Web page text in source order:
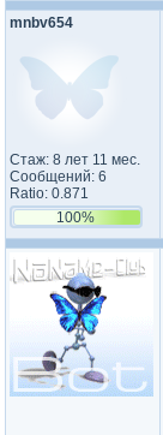
mnbv654
Стаж: 8 лет 11 мес.
Сообщений: 6
Ratio: 0.871
100%